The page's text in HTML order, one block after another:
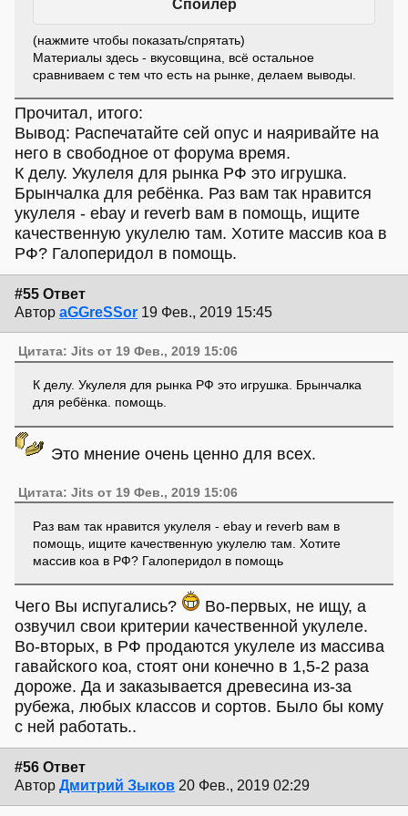
Спойлер
(нажмите чтобы показать/спрятать)
Материалы здесь - вкусовщина, всё остальное
сравниваем с тем что есть на рынке, делаем выводы.
Прочитал, итого:
Вывод: Распечатайте сей опус и наяривайте на
него в свободное от форума время.
К делу. Укулеля для рынка РФ это игрушка.
Брынчалка для ребёнка. Раз вам так нравится
укулеля - ebay и reverb вам в помощь, ищите
качественную укулелю там. Хотите массив коа в
РФ? Галоперидол в помощь.
#55 Ответ
Автор aGGreSSor 19 Фев., 2019 15:45
Цитата: Jits от 19 Фев., 2019 15:06
К делу. Укулеля для рынка РФ это игрушка. Брынчалка
для ребёнка. помощь.
Это мнение очень ценно для всех.
Цитата: Jits от 19 Фев., 2019 15:06
Раз вам так нравится укулеля - ebay и reverb вам в
помощь, ищите качественную укулелю там. Хотите
массив коа в РФ? Галоперидол в помощь
Чего Вы испугались?
Во-первых, не ищу, а
озвучил свои критерии качественной укулеле.
Во-вторых, в РФ продаются укулеле из массива
гавайского коа, стоят они конечно в 1,5-2 раза
дороже. Да и заказывается древесина из-за
рубежа, любых классов и сортов. Было бы кому
с ней работать..
#56 Ответ
Автор Дмитрий Зыков 20 Фев., 2019 02:29